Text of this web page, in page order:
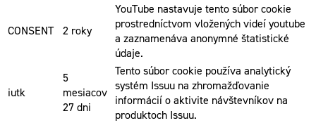
CONSENT 2 roky
YouTube nastavuje tento súbor cookie
prostredníctvom vložených videí youtube
a zaznamenáva anonymné štatistické
údaje.
iutk
5
mesiacov
27 dni
Tento súbor cookie používa analytický
systém Issuu na zhromažďovanie
informácií o aktivite návštevníkov na
produktoch Issuu.